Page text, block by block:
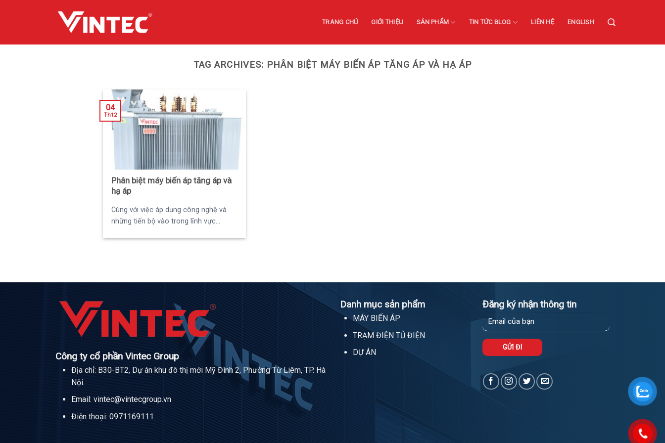
TRANG CHỦ GIỚI THIỆU SẢN PHẨM TIN TỨC BLOG LIÊN HỆ ENGLISH
TAG ARCHIVES: PHÂN BIỆT MÁY BIẾN ÁP TĂNG ÁP VÀ HẠ ÁP
Phân biệt máy biến áp tăng áp và
hạ áp
Cùng với việc áp dụng công nghệ và
những tiến bộ vào trong lĩnh vực...
04
Th12
Công ty cổ phần Vintec Group
Địa chỉ: B30-BT2, Dự án khu đô thị mới Mỹ Đình 2, Phường Từ Liêm, TP. Hà
Nội.
Email: vintec@vintecgroup.vn
Điện thoại: 0971169111
Danh mục sản phẩm
MÁY BIẾN ÁP
TRẠM ĐIỆN TỦ ĐIỆN
DỰ ÁN
Đăng ký nhận thông tin